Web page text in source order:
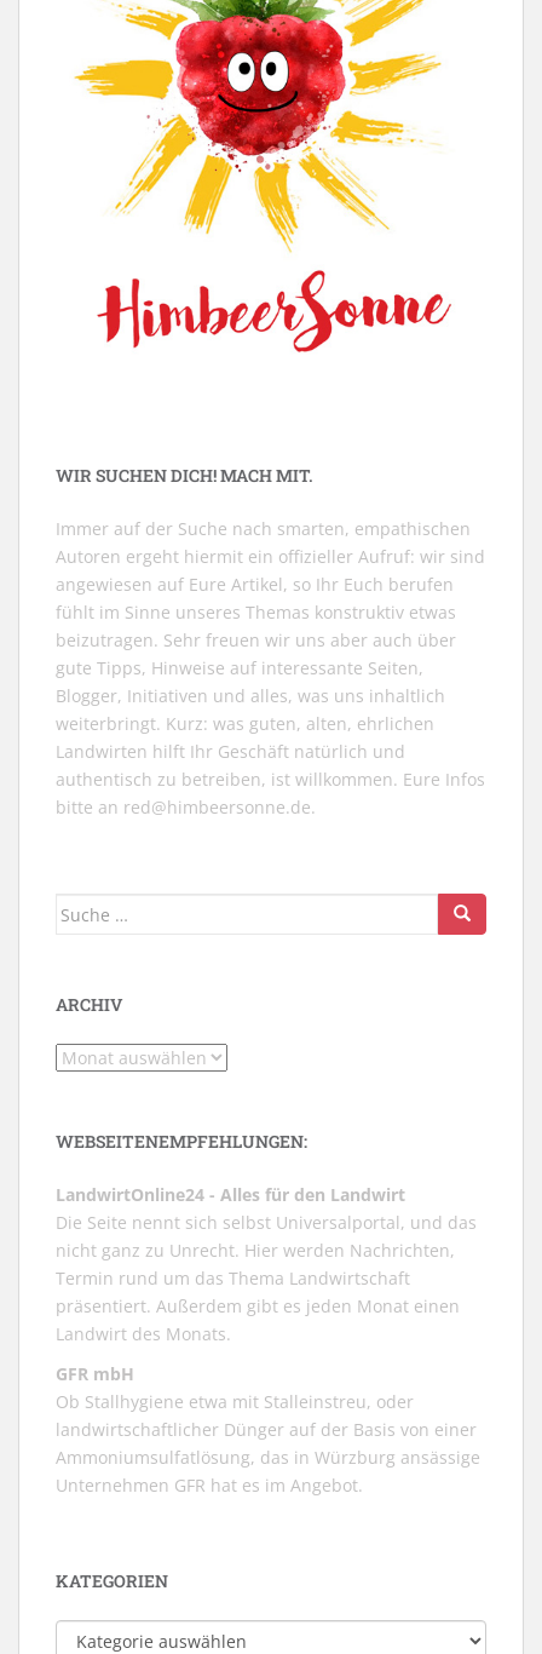
WIR SUCHEN DICH! MACH MIT.
Immer auf der Suche nach smarten, empathischen
Autoren ergeht hiermit ein offizieller Aufruf: wir sind
angewiesen auf Eure Artikel, so Ihr Euch berufen
fühlt im Sinne unseres Themas konstruktiv etwas
beizutragen. Sehr freuen wir uns aber auch über
gute Tipps, Hinweise auf interessante Seiten,
Blogger, Initiativen und alles, was uns inhaltlich
weiterbringt. Kurz: was guten, alten, ehrlichen
Landwirten hilft Ihr Geschäft natürlich und
authentisch zu betreiben, ist willkommen. Eure Infos
bitte an red@himbeersonne.de.
Suche
ARCHIV
Archiv
WEBSEITENEMPFEHLUNGEN:
LandwirtOnline24 - Alles für den Landwirt
Die Seite nennt sich selbst Universalportal, und das
nicht ganz zu Unrecht. Hier werden Nachrichten,
Termin rund um das Thema Landwirtschaft
präsentiert. Außerdem gibt es jeden Monat einen
Landwirt des Monats.
GFR mbH
Ob Stallhygiene etwa mit Stalleinstreu, oder
landwirtschaftlicher Dünger auf der Basis von einer
Ammoniumsulfatlösung, das in Würzburg ansässige
Unternehmen GFR hat es im Angebot.
KATEGORIEN
Kategorien